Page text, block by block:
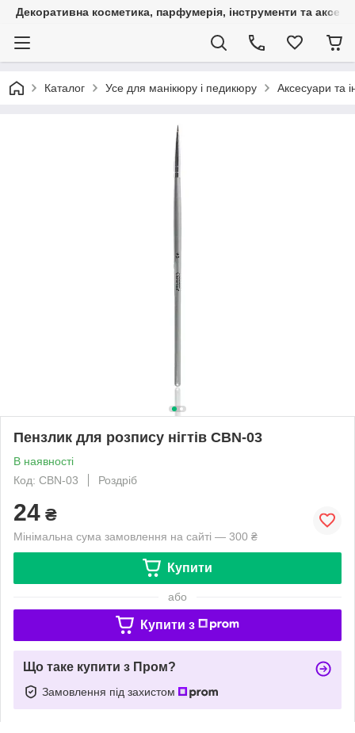
Декоративна косметика, парфумерія, інструменти та
Каталог Усе для манікюру і педикюру Аксесуари та
Пензлик для розпису нігтів CBN-03
В наявності
Код: CBN-03
Роздріб
24 ₴
Мінімальна сума замовлення на сайті — 300 ₴
Купити
або
Купити з
Що таке купити з Пром?
Замовлення під захистом